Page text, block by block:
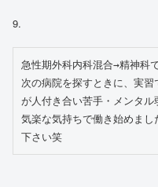
9.
急性期外科内科混合→精神科で
次の病院を探すときに、実
が人付き合い苦手・メンタル
気楽な気持ちで働き始めま
下さい笑